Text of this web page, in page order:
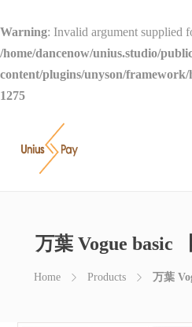
Warning: Invalid argument supplied
/home/dancenow/unius.studio/
content/plugins/unyson/framework/
1275
万葉 Vogue basic
Home Products 万葉